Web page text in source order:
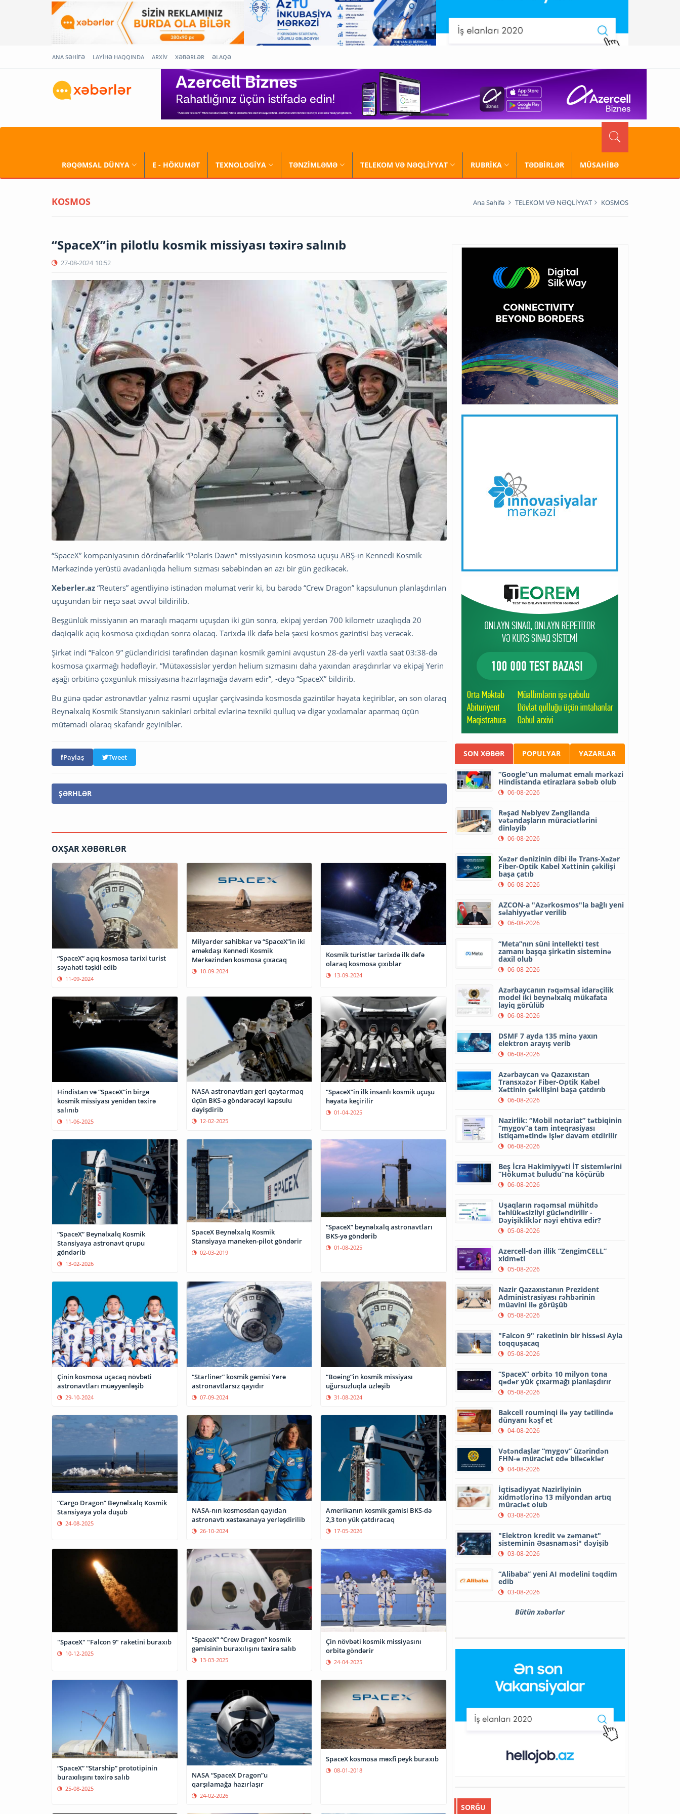
ANA SƏHİFƏ LAYİHƏ HAQQINDA ARXİV XƏBƏRLƏR ƏLAQƏ
RƏQƏMSAL DÜNYA E - HÖKUMƏT TEXNOLOGİYA TƏNZİMLƏMƏ TELEKOM VƏ NƏQLİYYAT RUBRİKA TƏDBİRLƏR MÜSAHİBƏ
KOSMOS Ana Səhifə TELEKOM VƏ NƏQLİYYAT KOSMOS
“SpaceX”in pilotlu kosmik missiyası təxirə salınıb
27-08-2024 10:52
“SpaceX” kompaniyasının dördnəfərlik “Polaris Dawn” missiyasının kosmosa uçuşu ABŞ-ın Kennedi Kosmik
Mərkəzində yerüstü avadanlıqda helium sızması səbəbindən ən azı bir gün gecikəcək.
Xeberler.az “Reuters” agentliyinə istinadən məlumat verir ki, bu barədə “Crew Dragon” kapsulunun planlaşdırılan
uçuşundan bir neçə saat əvvəl bildirilib.
Beşgünlük missiyanın ən maraqlı məqamı uçuşdan iki gün sonra, ekipaj yerdən 700 kilometr uzaqlıqda 20
dəqiqəlik açıq kosmosa çıxdıqdan sonra olacaq. Tarixdə ilk dəfə belə şəxsi kosmos gəzintisi baş verəcək.
Şirkət indi “Falcon 9” gücləndiricisi tərəfindən daşınan kosmik gəmini avqustun 28-də yerli vaxtla saat 03:38-də
kosmosa çıxarmağı hədəfləyir. “Mütəxəssislər yerdən helium sızmasını daha yaxından araşdırırlar və ekipaj Yerin
aşağı orbitinə çoxgünlük missiyasına hazırlaşmağa davam edir”, -deyə “SpaceX” bildirib.
Bu günə qədər astronavtlar yalnız rəsmi uçuşlar çərçivəsində kosmosda gəzintilər həyata keçiriblər, ən son olaraq
Beynəlxalq Kosmik Stansiyanın sakinləri orbital evlərinə texniki qulluq və digər yoxlamalar aparmaq üçün
mütəmadi olaraq skafandr geyiniblər.
Paylaş Tweet
ŞƏRHLƏR
OXŞAR XƏBƏRLƏR
“SpaceX” açıq kosmosa tarixi turist
səyahəti təşkil edib
11-09-2024
Milyarder sahibkar və “SpaceX”in iki
əməkdaşı Kennedi Kosmik
Mərkəzindən kosmosa çıxacaq
10-09-2024
Kosmik turistlər tarixdə ilk dəfə
olaraq kosmosa çıxıblar
13-09-2024
Hindistan və “SpaceX”in birgə
kosmik missiyası yenidən təxirə
salınıb
11-06-2025
NASA astronavtları geri qaytarmaq
üçün BKS-ə göndərəcəyi kapsulu
dəyişdirib
12-02-2025
“SpaceX”in ilk insanlı kosmik uçuşu
həyata keçirilir
01-04-2025
“SpaceX” Beynəlxalq Kosmik
Stansiyaya astronavt qrupu
göndərib
13-02-2026
SpaceX Beynəlxalq Kosmik
Stansiyaya maneken-pilot göndərir
02-03-2019
“SpaceX” beynəlxalq astronavtları
BKS-yə göndərib
01-08-2025
Çinin kosmosa uçacaq növbəti
astronavtları müəyyənləşib
29-10-2024
“Starliner” kosmik gəmisi Yerə
astronavtlarsız qayıdır
07-09-2024
“Boeing”in kosmik missiyası
uğursuzluqla üzləşib
31-08-2024
“Cargo Dragon” Beynəlxalq Kosmik
Stansiyaya yola düşüb
24-08-2025
NASA-nın kosmosdan qayıdan
astronavtı xəstəxanaya yerləşdirilib
26-10-2024
Amerikanın kosmik gəmisi BKS-də
2,3 ton yük çatdıracaq
17-05-2026
"SpaceX" "Falcon 9" raketini buraxıb
10-12-2025
“SpaceX” “Crew Dragon” kosmik
gəmisinin buraxılışını təxirə salıb
13-03-2025
Çin növbəti kosmik missiyasını
orbitə göndərir
24-04-2025
“SpaceX” “Starship” prototipinin
buraxılışını təxirə salıb
25-08-2025
NASA “SpaceX Dragon”u
qarşılamağa hazırlaşır
24-02-2026
SpaceX kosmosa məxfi peyk buraxıb
08-01-2018
SON XƏBƏR POPULYAR YAZARLAR
“Google”un məlumat emalı mərkəzi
Hindistanda etirazlara səbəb olub
06-08-2026
Rəşad Nəbiyev Zəngilanda
vətəndaşların müraciətlərini
dinləyib
06-08-2026
Xəzər dənizinin dibi ilə Trans-Xəzər
Fiber-Optik Kabel Xəttinin çəkilişi
başa çatıb
06-08-2026
AZCON-a "Azərkosmos"la bağlı yeni
səlahiyyətlər verilib
06-08-2026
“Meta”nın süni intellekti test
zamanı başqa şirkətin sisteminə
daxil olub
06-08-2026
Azərbaycanın rəqəmsal idarəçilik
model iki beynəlxalq mükafata
layiq görülüb
06-08-2026
DSMF 7 ayda 135 minə yaxın
elektron arayış verib
06-08-2026
Azərbaycan və Qazaxıstan
Transxəzər Fiber-Optik Kabel
Xəttinin çəkilişini başa çatdırıb
06-08-2026
Nazirlik: “Mobil notariat” tətbiqinin
“mygov”a tam inteqrasiyası
istiqamətində işlər davam etdirilir
06-08-2026
Beş İcra Hakimiyyəti İT sistemlərini
“Hökumət buludu”na köçürüb
06-08-2026
Uşaqların rəqəmsal mühitdə
təhlükəsizliyi gücləndirilir -
Dəyişikliklər nəyi ehtiva edir?
05-08-2026
Azercell-dən illik “ZengimCELL”
xidməti
05-08-2026
Nazir Qazaxıstanın Prezident
Administrasiyası rəhbərinin
müavini ilə görüşüb
05-08-2026
"Falcon 9" raketinin bir hissəsi Ayla
toqquşacaq
05-08-2026
“SpaceX” orbitə 10 milyon tona
qədər yük çıxarmağı planlaşdırır
05-08-2026
Bakcell rouminqi ilə yay tətilində
dünyanı kəşf et
04-08-2026
Vətəndaşlar “mygov” üzərindən
FHN-ə müraciət edə biləcəklər
04-08-2026
İqtisadiyyat Nazirliyinin
xidmətlərinə 13 milyondan artıq
müraciət olub
03-08-2026
"Elektron kredit və zəmanət"
sisteminin Əsasnaməsi" dəyişib
03-08-2026
“Alibaba” yeni AI modelini təqdim
edib
03-08-2026
Bütün xəbərlər
SORĞU